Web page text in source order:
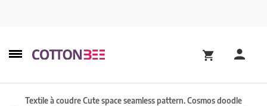
Textile à coudre Cute space seamless pattern. Cosmos doodle